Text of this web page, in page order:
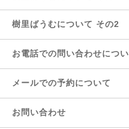
樹里ばうむについて その2
お電話での問い合わせにつ
メールでの予約について
お問い合わせ